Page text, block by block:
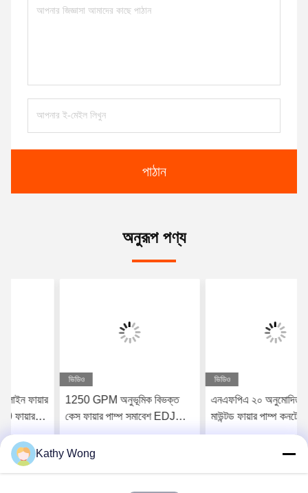
পাঠান
অনুরূপ পণ্য
1250 GPM অনুভূমিক বিভক্ত
কেস ফায়ার পাম্প সমাবেশ EDJ
প্যাকেজ
এনএফপিএ ২০ অনুমোদিত স্কিড
মাউন্টড ফায়ার পাম্প কনটেইনার
প্যাকেজ
Kathy Wong